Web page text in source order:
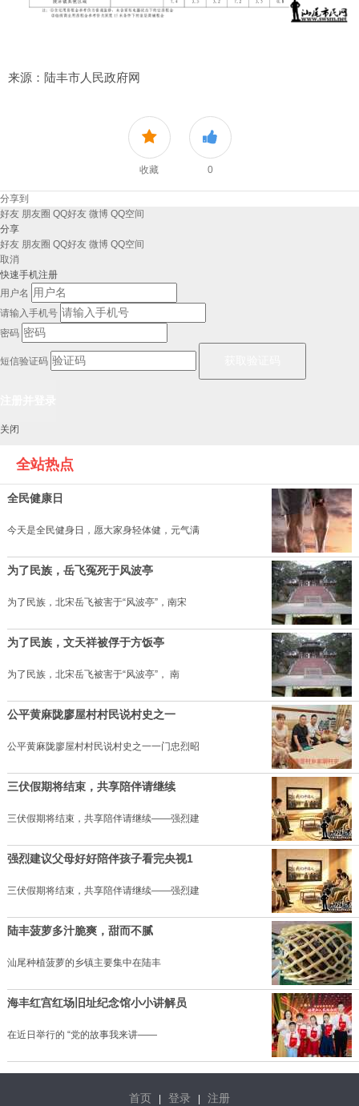
来源：陆丰市人民政府网
收藏 0
分享到
好友 朋友圈 QQ好友 微博 QQ空间
分享
好友 朋友圈 QQ好友 微博 QQ空间
取消
快速手机注册
用户名
请输入手机号
密码
短信验证码
关闭
全站热点
全民健康日
今天是全民健身日，愿大家身轻体健，元气满
为了民族，岳飞冤死于风波亭
为了民族，北宋岳飞被害于“风波亭”，南宋
为了民族，文天祥被俘于方饭亭
为了民族，北宋岳飞被害于“风波亭”， 南
公平黄麻陇廖屋村村民说村史之一
公平黄麻陇廖屋村村民说村史之一一门忠烈昭
三伏假期将结束，共享陪伴请继续
三伏假期将结束，共享陪伴请继续——强烈建
强烈建议父母好好陪伴孩子看完央视1
三伏假期将结束，共享陪伴请继续——强烈建
陆丰菠萝多汁脆爽，甜而不腻
汕尾种植菠萝的乡镇主要集中在陆丰
海丰红宫红场旧址纪念馆小小讲解员
在近日举行的 “党的故事我来讲——
首页 登录 注册